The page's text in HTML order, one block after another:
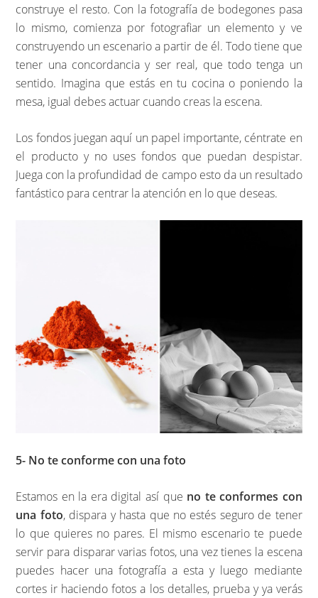
construye el resto. Con la fotografía de bodegones pasa
lo mismo, comienza por fotografiar un elemento y ve
construyendo un escenario a partir de él. Todo tiene que
tener una concordancia y ser real, que todo tenga un
sentido. Imagina que estás en tu cocina o poniendo la
mesa, igual debes actuar cuando creas la escena.
Los fondos juegan aquí un papel importante, céntrate en
el producto y no uses fondos que puedan despistar.
Juega con la profundidad de campo esto da un resultado
fantástico para centrar la atención en lo que deseas.
5- No te conforme con una foto
Estamos en la era digital así que no te conformes con
una foto, dispara y hasta que no estés seguro de tener
lo que quieres no pares. El mismo escenario te puede
servir para disparar varias fotos, una vez tienes la escena
puedes hacer una fotografía a esta y luego mediante
cortes ir haciendo fotos a los detalles, prueba y ya verás